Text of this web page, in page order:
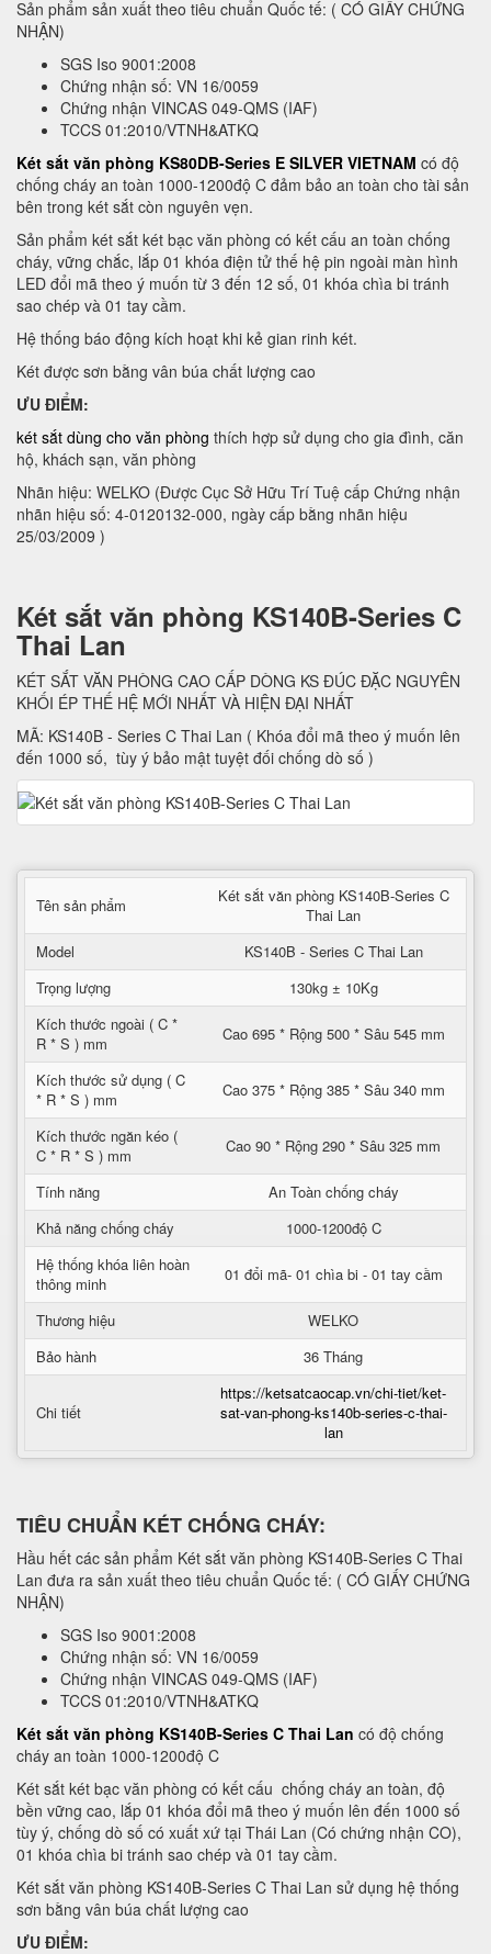
Sản phẩm sản xuất theo tiêu chuẩn Quốc tế: ( CÓ GIẤY CHỨNG
NHẬN)
SGS Iso 9001:2008
Chứng nhận số: VN 16/0059
Chứng nhận VINCAS 049-QMS (IAF)
TCCS 01:2010/VTNH&ATKQ
Két sắt văn phòng KS80DB-Series E SILVER VIETNAM có độ
chống cháy an toàn 1000-1200độ C đảm bảo an toàn cho tài sản
bên trong két sắt còn nguyên vẹn.
Sản phẩm két sắt két bạc văn phòng có kết cấu an toàn chống
cháy, vững chắc, lắp 01 khóa điện tử thế hệ pin ngoài màn hình
LED đổi mã theo ý muốn từ 3 đến 12 số, 01 khóa chìa bi tránh
sao chép và 01 tay cầm.
Hệ thống báo động kích hoạt khi kẻ gian rinh két.
Két được sơn bằng vân búa chất lượng cao
ƯU ĐIỂM:
két sắt dùng cho văn phòng thích hợp sử dụng cho gia đình, căn
hộ, khách sạn, văn phòng
Nhãn hiệu: WELKO (Được Cục Sở Hữu Trí Tuệ cấp Chứng nhận
nhãn hiệu số: 4-0120132-000, ngày cấp bằng nhãn hiệu
25/03/2009 )
Két sắt văn phòng KS140B-Series C
Thai Lan
KÉT SẮT VĂN PHÒNG CAO CẤP DÒNG KS ĐÚC ĐẶC NGUYÊN
KHỐI ÉP THẾ HỆ MỚI NHẤT VÀ HIỆN ĐẠI NHẤT
MÃ: KS140B - Series C Thai Lan ( Khóa đổi mã theo ý muốn lên
đến 1000 số, tùy ý bảo mật tuyệt đối chống dò số )
Tên sản phẩm
Két sắt văn phòng KS140B-Series C
Thai Lan
Model
KS140B - Series C Thai Lan
Trọng lượng
130kg ± 10Kg
Kích thước ngoài ( C *
R * S ) mm
Cao 695 * Rộng 500 * Sâu 545 mm
Kích thước sử dụng ( C
* R * S ) mm
Cao 375 * Rộng 385 * Sâu 340 mm
Kích thước ngăn kéo (
C * R * S ) mm
Cao 90 * Rộng 290 * Sâu 325 mm
Tính năng
An Toàn chống cháy
Khả năng chống cháy
1000-1200độ C
Hệ thống khóa liên hoàn
thông minh
01 đổi mã- 01 chìa bi - 01 tay cầm
Thương hiệu
WELKO
Bảo hành
36 Tháng
Chi tiết
https://ketsatcaocap.vn/chi-tiet/ket-
sat-van-phong-ks140b-series-c-thai-
lan
TIÊU CHUẨN KÉT CHỐNG CHÁY:
Hầu hết các sản phẩm Két sắt văn phòng KS140B-Series C Thai
Lan đưa ra sản xuất theo tiêu chuẩn Quốc tế: ( CÓ GIẤY CHỨNG
NHẬN)
SGS Iso 9001:2008
Chứng nhận số: VN 16/0059
Chứng nhận VINCAS 049-QMS (IAF)
TCCS 01:2010/VTNH&ATKQ
Két sắt văn phòng KS140B-Series C Thai Lan có độ chống
cháy an toàn 1000-1200độ C
Két sắt két bạc văn phòng có kết cấu chống cháy an toàn, độ
bền vững cao, lắp 01 khóa đổi mã theo ý muốn lên đến 1000 số
tùy ý, chống dò số có xuất xứ tại Thái Lan (Có chứng nhận CO),
01 khóa chìa bi tránh sao chép và 01 tay cầm.
Két sắt văn phòng KS140B-Series C Thai Lan sử dụng hệ thống
sơn bằng vân búa chất lượng cao
ƯU ĐIỂM: